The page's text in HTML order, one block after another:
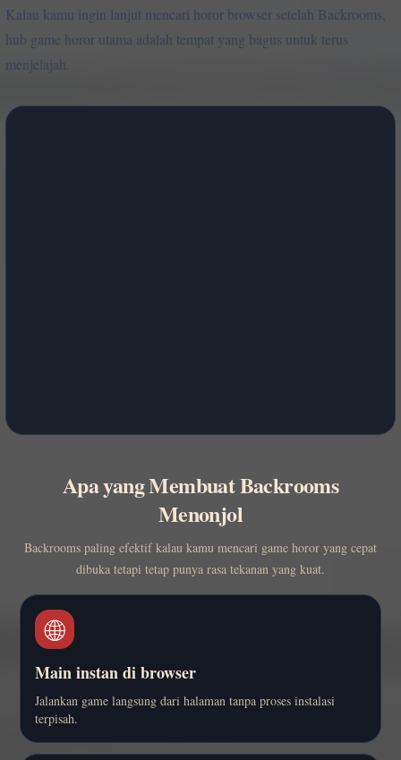
Kalau kamu ingin lanjut mencari horor browser setelah Backrooms,
hub game horor utama adalah tempat yang bagus untuk terus
menjelajah.
Apa yang Membuat Backrooms
Menonjol
Backrooms paling efektif kalau kamu mencari game horor yang cepat
dibuka tetapi tetap punya rasa tekanan yang kuat.
🌐
Main instan di browser
Jalankan game langsung dari halaman tanpa proses instalasi
terpisah.